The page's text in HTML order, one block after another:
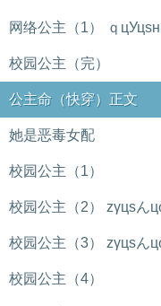
网络公主（1） ｑ
校园公主（完）
公主命（快穿）正文
她是恶毒女配
校园公主（1）
校园公主（2） zγцsん
校园公主（3） zγцsん
校园公主（4）